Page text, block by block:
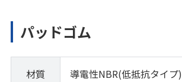
パッドゴム
材質 導電性NBR(低抵抗タイプ)